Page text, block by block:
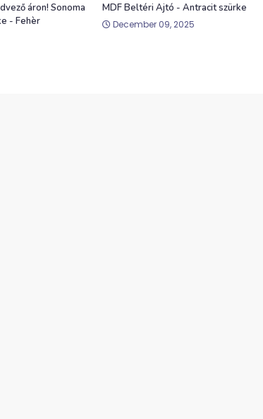
áron! Sonoma
- Fehèr
MDF Beltéri Ajtó - Antracit szürke
December 09, 2025